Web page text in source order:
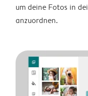
um deine Fotos in
anzuordnen.